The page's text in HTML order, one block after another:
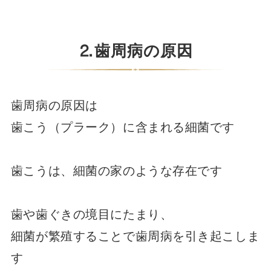
⒉歯周病の原因
歯周病の原因は
歯こう（プラーク）に含まれる細菌です
歯こうは、細菌の家のような存在です
歯や歯ぐきの境目にたまり、
細菌が繁殖することで歯周病を引き起こしま
す